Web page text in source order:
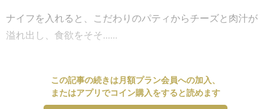
ナイフを入れると、こだわりのパティからチーズと肉汁が
溢れ出し、食欲をそそ......
この記事の続きは月額プラン会員への加入、
またはアプリでコイン購入をすると読めます